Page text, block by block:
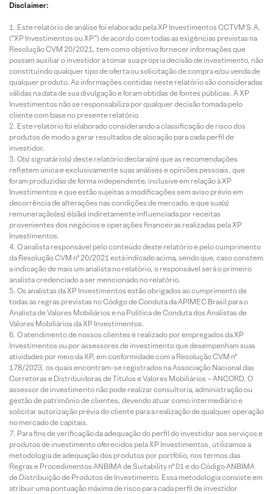
Disclaimer:
Este relatório de análise foi elaborado pela XP Investimentos CCTVM S.A.
(“XP Investimentos ou XP”) de acordo com todas as exigências previstas na
Resolução CVM 20/2021, tem como objetivo fornecer informações que
possam auxiliar o investidor a tomar sua própria decisão de investimento, não
constituindo qualquer tipo de oferta ou solicitação de compra e/ou venda de
qualquer produto. As informações contidas neste relatório são consideradas
válidas na data de sua divulgação e foram obtidas de fontes públicas. A XP
Investimentos não se responsabiliza por qualquer decisão tomada pelo
cliente com base no presente relatório.
Este relatório foi elaborado considerando a classificação de risco dos
produtos de modo a gerar resultados de alocação para cada perfil de
investidor.
O(s) signatário(s) deste relatório declara(m) que as recomendações
refletem única e exclusivamente suas análises e opiniões pessoais, que
foram produzidas de forma independente, inclusive em relação à XP
Investimentos e que estão sujeitas a modificações sem aviso prévio em
decorrência de alterações nas condições de mercado, e que sua(s)
remuneração(es) é(são) indiretamente influenciada por receitas
provenientes dos negócios e operações financeiras realizadas pela XP
Investimentos.
O analista responsável pelo conteúdo deste relatório e pelo cumprimento
da Resolução CVM nº 20/2021 está indicado acima, sendo que, caso constem
a indicação de mais um analista no relatório, o responsável será o primeiro
analista credenciado a ser mencionado no relatório.
Os analistas da XP Investimentos estão obrigados ao cumprimento de
todas as regras previstas no Código de Conduta da APIMEC Brasil para o
Analista de Valores Mobiliários e na Política de Conduta dos Analistas de
Valores Mobiliários da XP Investimentos.
O atendimento de nossos clientes é realizado por empregados da XP
Investimentos ou por assessores de investimento que desempenham suas
atividades por meio da XP, em conformidade com a Resolução CVM nº
178/2023, os quais encontram-se registrados na Associação Nacional das
Corretoras e Distribuidoras de Títulos e Valores Mobiliários – ANCORD. O
assessor de investimento não pode realizar consultoria, administração ou
gestão de patrimônio de clientes, devendo atuar como intermediário e
solicitar autorização prévia do cliente para a realização de qualquer operação
no mercado de capitais.
Para fins de verificação da adequação do perfil do investidor aos serviços e
produtos de investimento oferecidos pela XP Investimentos, utilizamos a
metodologia de adequação dos produtos por portfólio, nos termos das
Regras e Procedimentos ANBIMA de Suitability nº 01 e do Código ANBIMA
de Distribuição de Produtos de Investimento. Essa metodologia consiste em
atribuir uma pontuação máxima de risco para cada perfil de investidor